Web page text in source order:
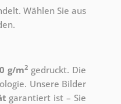
Wählen Sie aus
g/m2 gedruckt. Die
Unsere Bilder
garantiert ist – Sie